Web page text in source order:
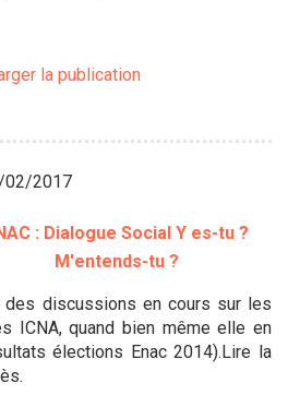
la publication
02/2017
: Dialogue Social Y es-tu ?
M'entends-tu ?
des discussions en cours sur les
ICNA, quand bien même elle en
élections Enac 2014).Lire la